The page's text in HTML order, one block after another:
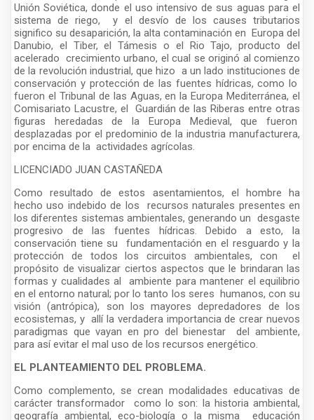
Unión Soviética, donde el uso intensivo de sus aguas para el
sistema de riego, y el desvío de los causes tributarios
significo su desaparición, la alta contaminación en Europa del
Danubio, el Tiber, el Támesis o el Rio Tajo, producto del
acelerado crecimiento urbano, el cual se originó al comienzo
de la revolución industrial, que hizo a un lado instituciones de
conservación y protección de las fuentes hídricas, como lo
fueron el Tribunal de las Aguas, en la Europa Mediterránea, el
Comisariato Lacustre, el Guardián de las Riberas entre otras
figuras heredadas de la Europa Medieval, que fueron
desplazadas por el predominio de la industria manufacturera,
por encima de la actividades agrícolas.
LICENCIADO JUAN CASTAÑEDA
Como resultado de estos asentamientos, el hombre ha
hecho uso indebido de los recursos naturales presentes en
los diferentes sistemas ambientales, generando un desgaste
progresivo de las fuentes hídricas. Debido a esto, la
conservación tiene su fundamentación en el resguardo y la
protección de todos los circuitos ambientales, con el
propósito de visualizar ciertos aspectos que le brindaran las
formas y cualidades al ambiente para mantener el equilibrio
en el entorno natural; por lo tanto los seres humanos, con su
visión (antrópica), son los mayores depredadores de los
ecosistemas, y allí la verdadera importancia de crear nuevos
paradigmas que vayan en pro del bienestar del ambiente,
para así evitar el mal uso de los recursos energético.
EL PLANTEAMIENTO DEL PROBLEMA.
Como complemento, se crean modalidades educativas de
carácter transformador como lo son: la historia ambiental,
geografía ambiental, eco-biología o la misma educación